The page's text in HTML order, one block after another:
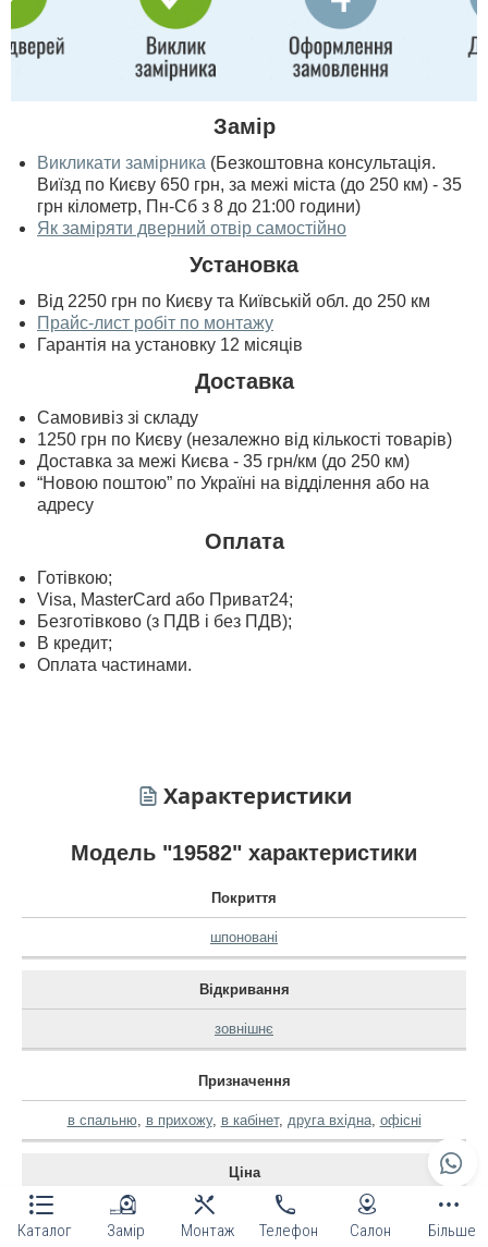
Каталог Замір Монтаж Телефон Салон Більше
Замір
Викликати замірника (Безкоштовна консультація.
Виїзд по Києву 650 грн, за межі міста (до 250 км) - 35
грн кілометр, Пн-Сб з 8 до 21:00 години)
Як заміряти дверний отвір самостійно
Установка
Від 2250 грн по Києву та Київській обл. до 250 км
Прайс-лист робіт по монтажу
Гарантія на установку 12 місяців
Доставка
Самовивіз зі складу
1250 грн по Києву (незалежно від кількості товарів)
Доставка за межі Києва - 35 грн/км (до 250 км)
“Новою поштою” по Україні на відділення або на
адресу
Оплата
Готівкою;
Visa, MasterСard або Приват24;
Безготівково (з ПДВ і без ПДВ);
В кредит;
Оплата частинами.
Характеристики
Модель "19582" характеристики
Покриття
шпоновані
Відкривання
зовнішнє
Призначення
в спальню, в прихожу, в кабінет, друга вхідна, офісні
Ціна